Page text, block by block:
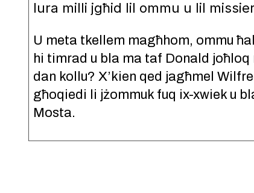
lura milli jgħid lil ommu u lil
U meta tkellem magħhom, ommu
hi timrad u bla ma taf Donald
dan kollu? X’kien qed jagħmel
għoqiedi li jżommuk fuq ix-xwiek u
Mosta.